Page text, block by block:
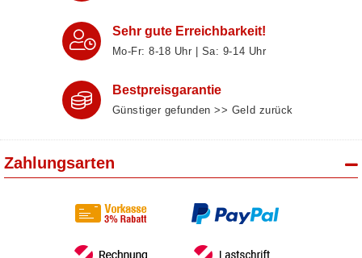
Sehr gute Erreichbarkeit!
Mo-Fr: 8‑18 Uhr | Sa: 9‑14 Uhr
Bestpreisgarantie
Günstiger gefunden >> Geld zurück
Zahlungsarten